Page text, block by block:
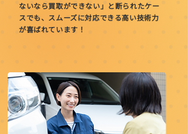
ないなら買取ができない」と断られたケー
スでも、スムーズに対応できる高い技術力
が喜ばれています！